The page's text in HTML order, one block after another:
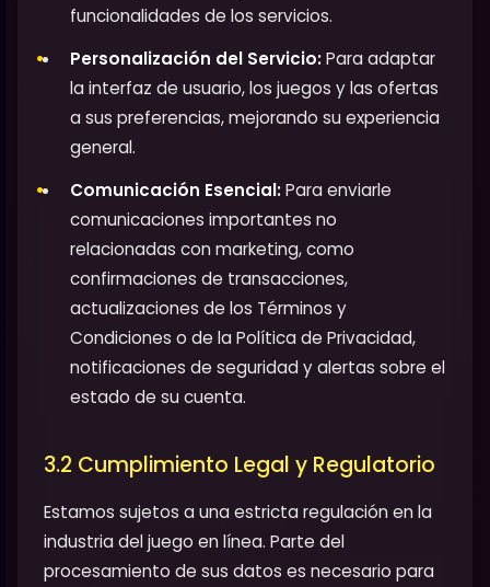
funcionalidades de los servicios.
Personalización del Servicio:Para adaptar
la interfaz de usuario, los juegos y las ofertas
a sus preferencias, mejorando su experiencia
general.
Comunicación Esencial:Para enviarle
comunicaciones importantes no
relacionadas con marketing, como
confirmaciones de transacciones,
actualizaciones de los Términos y
Condiciones o de la Política de Privacidad,
notificaciones de seguridad y alertas sobre el
estado de su cuenta.
3.2 Cumplimiento Legal y Regulatorio
Estamos sujetos a una estricta regulación en la
industria del juego en línea. Parte del
procesamiento de sus datos es necesario para